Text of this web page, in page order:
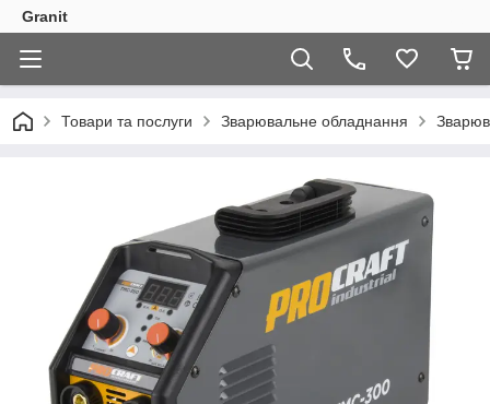
Granit
Товари та послуги Зварювальне обладнання